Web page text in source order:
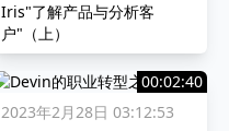
Iris"了解产品与分析客
户"（上）
00:02:40
2023年2月28日 03:12:53